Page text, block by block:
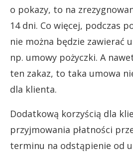
o pokazy, to na
14 dni. Co więcej, podczas
nie można będzie zawierać
np. umowy pożyczki. A
ten zakaz, to taka umowa
dla klienta.
Dodatkową korzyścią dla
przyjmowania płatności
terminu na odstąpienie od